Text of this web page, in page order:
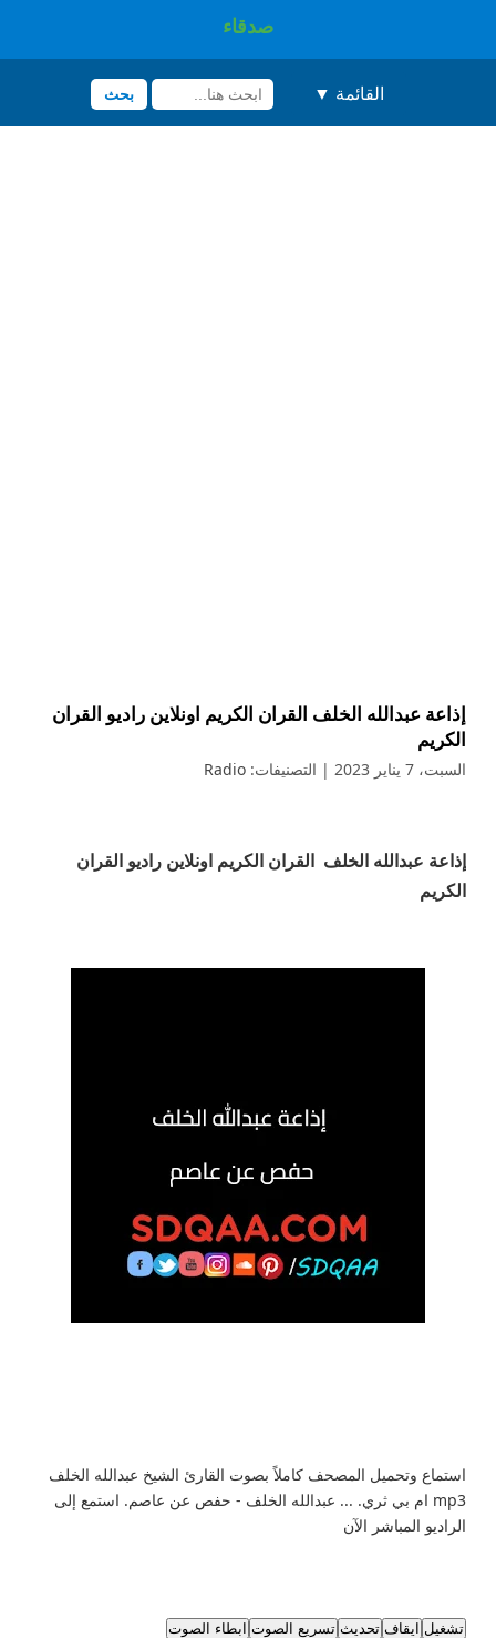
صدقاء
القائمة ▼ بحث
إذاعة عبدالله الخلف القران الكريم اونلاين راديو القران
الكريم
السبت، 7 يناير 2023 | التصنيفات: Radio
إذاعة عبدالله الخلف القران الكريم اونلاين راديو القران
الكريم
استماع وتحميل المصحف كاملاً بصوت القارئ الشيخ عبدالله الخلف
mp3 ام بي ثري. ... عبدالله الخلف - حفص عن عاصم. استمع إلى
الراديو المباشر الآن
تشغيل ايقاف تحديث تسريع الصوت ابطاء الصوت